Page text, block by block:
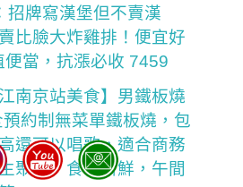
招牌寫漢堡但不賣漢
比臉大炸雞排！便宜好
便當，抗漲必收 7459
江南京站美食】男鐵板燒
約制無菜單鐵板燒，包
還可以唱歌，適合商務
聚餐，食材新鮮，午間